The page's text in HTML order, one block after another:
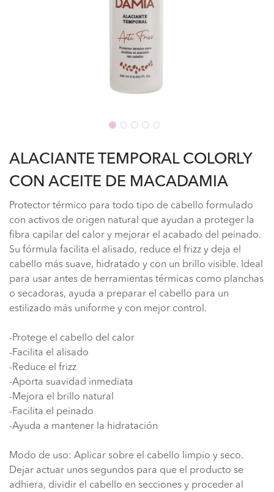
ALACIANTE TEMPORAL COLORLY
CON ACEITE DE MACADAMIA
Protector térmico para todo tipo de cabello formulado
con activos de origen natural que ayudan a proteger la
fibra capilar del calor y mejorar el acabado del peinado.
Su fórmula facilita el alisado, reduce el frizz y deja el
cabello más suave, hidratado y con un brillo visible. Ideal
para usar antes de herramientas térmicas como planchas
o secadoras, ayuda a preparar el cabello para un
estilizado más uniforme y con mejor control.
-Protege el cabello del calor
-Facilita el alisado
-Reduce el frizz
-Aporta suavidad inmediata
-Mejora el brillo natural
-Facilita el peinado
-Ayuda a mantener la hidratación
Modo de uso: Aplicar sobre el cabello limpio y seco.
Dejar actuar unos segundos para que el producto se
adhiera, dividir el cabello en secciones y proceder al